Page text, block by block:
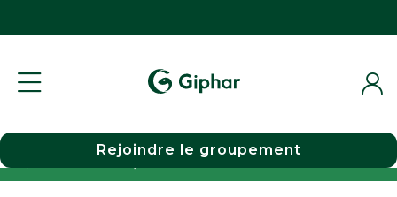
Choisir une pharmacie
Rejoindre le groupement